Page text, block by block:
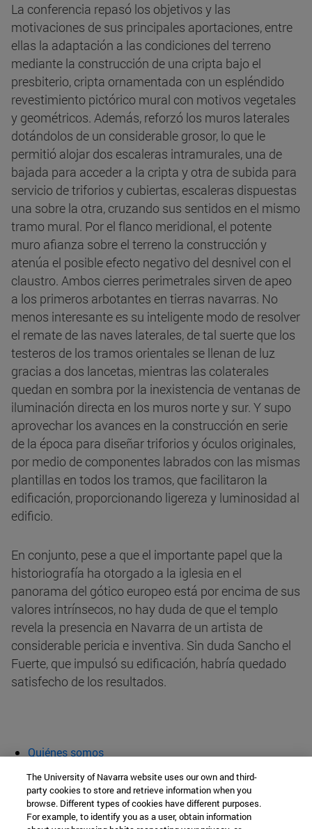
La conferencia repasó los objetivos y las
motivaciones de sus principales aportaciones, entre
ellas la adaptación a las condiciones del terreno
mediante la construcción de una cripta bajo el
presbiterio, cripta ornamentada con un espléndido
revestimiento pictórico mural con motivos vegetales
y geométricos. Además, reforzó los muros laterales
dotándolos de un considerable grosor, lo que le
permitió alojar dos escaleras intramurales, una de
bajada para acceder a la cripta y otra de subida para
servicio de triforios y cubiertas, escaleras dispuestas
una sobre la otra, cruzando sus sentidos en el mismo
tramo mural. Por el flanco meridional, el potente
muro afianza sobre el terreno la construcción y
atenúa el posible efecto negativo del desnivel con el
claustro. Ambos cierres perimetrales sirven de apeo
a los primeros arbotantes en tierras navarras. No
menos interesante es su inteligente modo de resolver
el remate de las naves laterales, de tal suerte que los
testeros de los tramos orientales se llenan de luz
gracias a dos lancetas, mientras las colaterales
quedan en sombra por la inexistencia de ventanas de
iluminación directa en los muros norte y sur. Y supo
aprovechar los avances en la construcción en serie
de la época para diseñar triforios y óculos originales,
por medio de componentes labrados con las mismas
plantillas en todos los tramos, que facilitaron la
edificación, proporcionando ligereza y luminosidad al
edificio.
En conjunto, pese a que el importante papel que la
historiografía ha otorgado a la iglesia en el
panorama del gótico europeo está por encima de sus
valores intrínsecos, no hay duda de que el templo
revela la presencia en Navarra de un artista de
considerable pericia e inventiva. Sin duda Sancho el
Fuerte, que impulsó su edificación, habría quedado
satisfecho de los resultados.
Quiénes somos
Aula abierta
Cátedra de Patrimonio y Arte Navarro
The University of Navarra website uses our own and third-
party cookies to store and retrieve information when you
browse. Different types of cookies have different purposes.
For example, to identify you as a user, obtain information